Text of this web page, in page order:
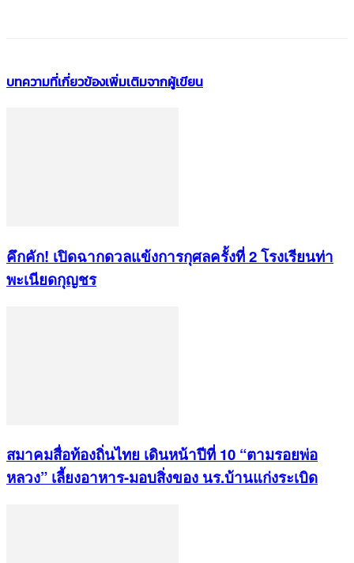
บทความที่เกี่ยวข้องเพิ่มเติมจากผู้เขียน
คึกคัก! เปิดฉากดวลแข้งการกุศลครั้งที่ 2 โรงเรียนท่า
พะเนียดกุญชร
สมาคมสื่อท้องถิ่นไทย เดินหน้าปีที่ 10 “ตามรอยพ่อ
หลวง” เลี้ยงอาหาร-มอบสิ่งของ นร.บ้านแก่งระเบิด